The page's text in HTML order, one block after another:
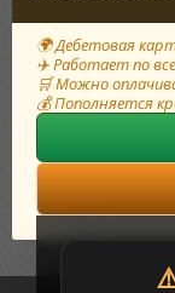
🌍 Дебетовая
✈️ Работает по
🛒 Можно
💰 Пополняется